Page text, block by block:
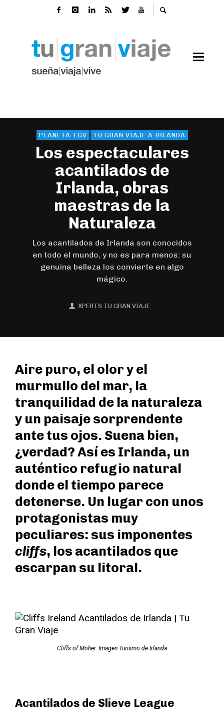
PLANETA TGV TU GRAN VIAJE A IRLANDA
Los espectaculares
acantilados de
Irlanda, obras
maestras de la
Naturaleza
Los acantilados de Irlanda son conocidos
en todo el mundo, y no es para menos: su
genuina belleza los convierte en algo
mágico.
XPERTS TU GRAN VIAJE
Aire puro, el olor y el
murmullo del mar, la
tranquilidad de la naturaleza
y un paisaje sorprendente
ante tus ojos. Suena bien,
¿verdad? Así es Irlanda, un
auténtico refugio natural
donde el tiempo parece
detenerse. Un lugar con unos
protagonistas muy
peculiares: sus imponentes
cliffs, los acantilados que
escarpan su litoral.
Cliffs of Moher. Imagen Turismo de Irlanda
Acantilados de Slieve League